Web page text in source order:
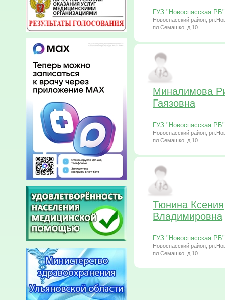
ГУЗ "Новоспасская РБ"
Новоспасский район,
пл.Семашко, д.10
Миналимова
Гаязовна
ГУЗ "Новоспасская РБ"
Новоспасский район,
пл.Семашко, д.10
Тюнина Ксения
Владимировна
ГУЗ "Новоспасская РБ"
Новоспасский район,
пл.Семашко, д.10